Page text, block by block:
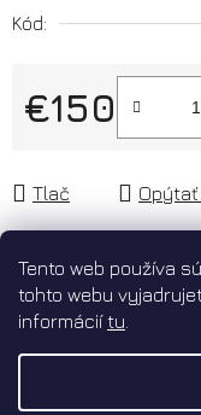
Tento web používa
tohto webu
informáciítu
Kód:
€150
Jednotková cena:
Tlač
Popis